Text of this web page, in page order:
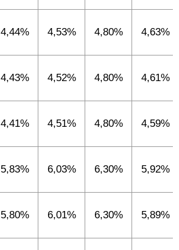
4,44% 4,53% 4,80% 4,63%
4,43% 4,52% 4,80% 4,61%
4,41% 4,51% 4,80% 4,59%
5,83% 6,03% 6,30% 5,92%
5,80% 6,01% 6,30% 5,89%